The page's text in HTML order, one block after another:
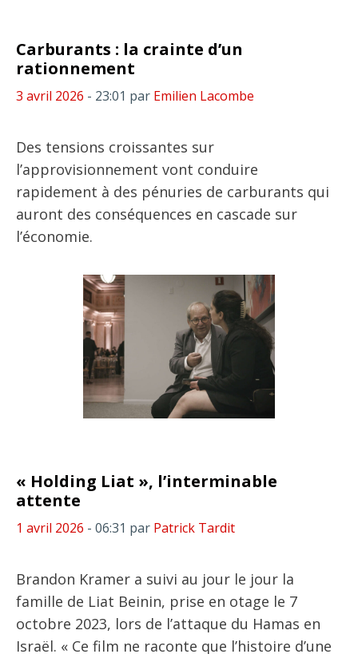
Carburants : la crainte d’un
rationnement
3 avril 2026 - 23:01 par Emilien Lacombe
Des tensions croissantes sur
l’approvisionnement vont conduire
rapidement à des pénuries de carburants qui
auront des conséquences en cascade sur
l’économie.
« Holding Liat », l’interminable
attente
1 avril 2026 - 06:31 par Patrick Tardit
Brandon Kramer a suivi au jour le jour la
famille de Liat Beinin, prise en otage le 7
octobre 2023, lors de l’attaque du Hamas en
Israël. « Ce film ne raconte que l’histoire d’une